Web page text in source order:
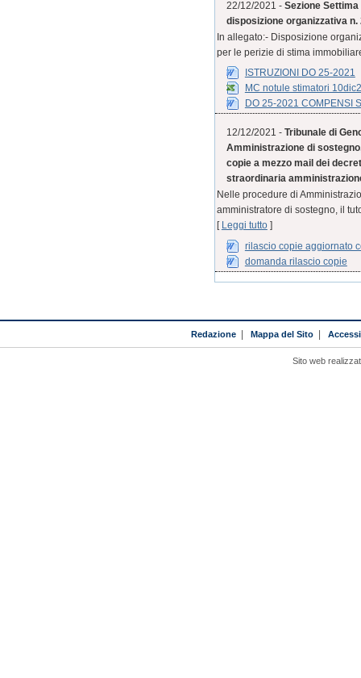
22/12/2021 - Sezione
disposizione organizzativa n.
In allegato:- Disposizione
per le perizie di stima
ISTRUZIONI DO 25-2021
MC notule stimatori
DO 25-2021 COMPENSI
12/12/2021 - Tribunale di
Amministrazione di
copie a mezzo mail dei
straordinaria
Nelle procedure di
amministratore di sostegno, il
Leggi tutto]
rilascio copie aggiornato
domanda rilascio copie
Redazione| Mappa del Sito|
Sito web